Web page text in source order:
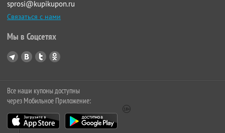
sprosi@kupikupon.ru
Связаться с нами
Мы в Соцсетях
Все наши купоны доступны
через Мобильное Приложение: